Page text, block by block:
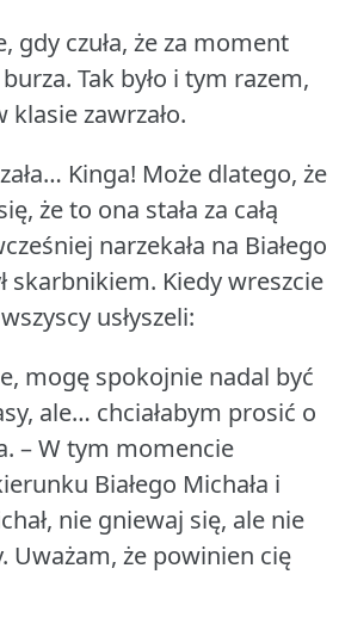
gdy czuła, że za moment
Tak było i tym razem,
klasie zawrzało.
Kinga! Może dlatego, że
że to ona stała za całą
narzekała na Białego
skarbnikiem. Kiedy wreszcie
usłyszeli:
mogę spokojnie nadal być
ale… chciałabym prosić o
– W tym momencie
Białego Michała i
nie gniewaj się, ale nie
Uważam, że powinien cię